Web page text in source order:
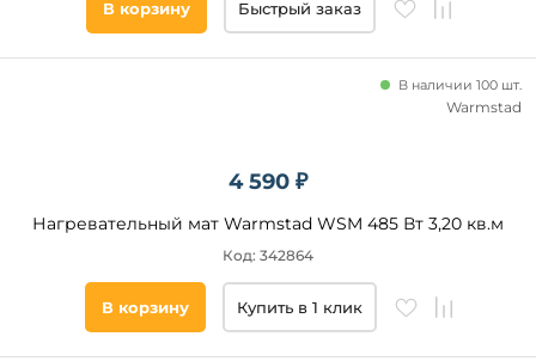
В корзину Быстрый заказ
4 590 ₽
Нагревательный мат Warmstad WSM 485 Вт 3,20 кв.м
В наличии 100 шт.
Код: 342864
Warmstad
В корзину Купить в 1 клик